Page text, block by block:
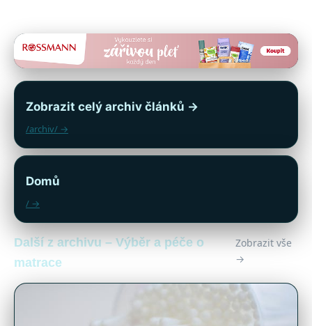
Zobrazit celý archiv článků →
/archiv/ →
Domů
/ →
Další z archivu – Výběr a péče o
matrace
Zobrazit vše
→